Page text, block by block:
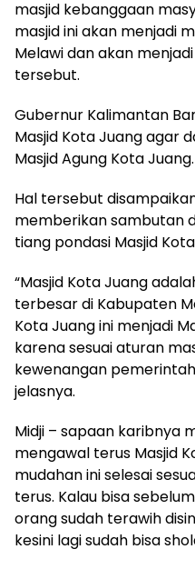
masjid kebanggaan
masjid ini akan menjadi
Melawi dan akan
tersebut.
Gubernur Kalimantan
Masjid Kota Juang agar
Masjid Agung Kota Juang.
Hal tersebut
memberikan sambutan
tiang pondasi Masjid
“Masjid Kota Juang
terbesar di Kabupaten
Kota Juang ini menjadi
karena sesuai aturan
kewenangan
jelasnya.
Midji – sapaan karibnya
mengawal terus Masjid
mudahan ini selesai
terus. Kalau bisa
orang sudah terawih
kesini lagi sudah bisa